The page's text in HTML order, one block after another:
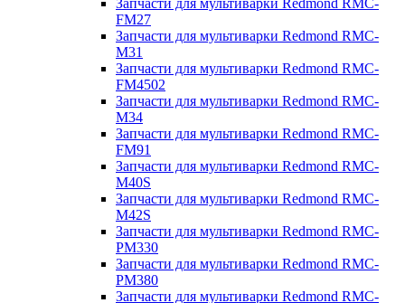
Запчасти для мультиварки Redmond RMC-
FM27
Запчасти для мультиварки Redmond RMC-
M31
Запчасти для мультиварки Redmond RMC-
FM4502
Запчасти для мультиварки Redmond RMC-
M34
Запчасти для мультиварки Redmond RMC-
FM91
Запчасти для мультиварки Redmond RMC-
M40S
Запчасти для мультиварки Redmond RMC-
M42S
Запчасти для мультиварки Redmond RMC-
PM330
Запчасти для мультиварки Redmond RMC-
PM380
Запчасти для мультиварки Redmond RMC-